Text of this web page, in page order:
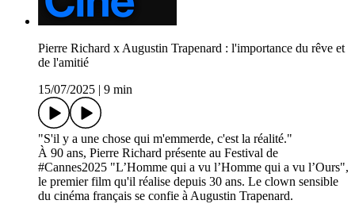
Pierre Richard x Augustin Trapenard : l'importance du rêve et
de l'amitié
15/07/2025
9 min
"S'il y a une chose qui m'emmerde, c'est la réalité."
À 90 ans, Pierre Richard présente au Festival de
#Cannes2025 "L’Homme qui a vu l’Homme qui a vu l’Ours",
le premier film qu'il réalise depuis 30 ans. Le clown sensible
du cinéma français se confie à Augustin Trapenard.